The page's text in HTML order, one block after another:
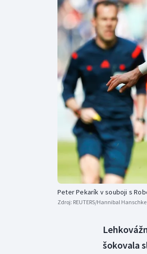
Peter Pekarík v souboji s
Zdroj: REUTERS/Hannibal Hanschke
šokovala